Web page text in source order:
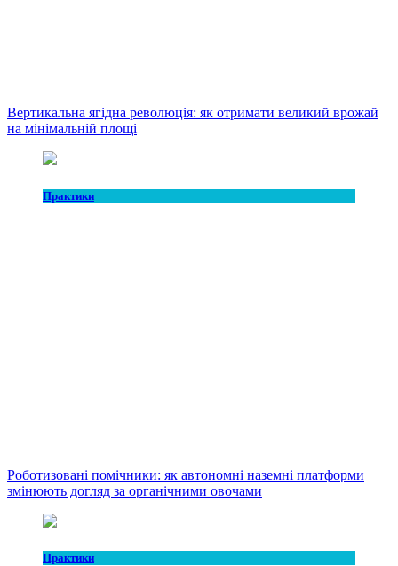
Вертикальна ягідна революція: як отримати великий врожай
на мінімальній площі
Практики
Роботизовані помічники: як автономні наземні платформи
змінюють догляд за органічними овочами
Практики